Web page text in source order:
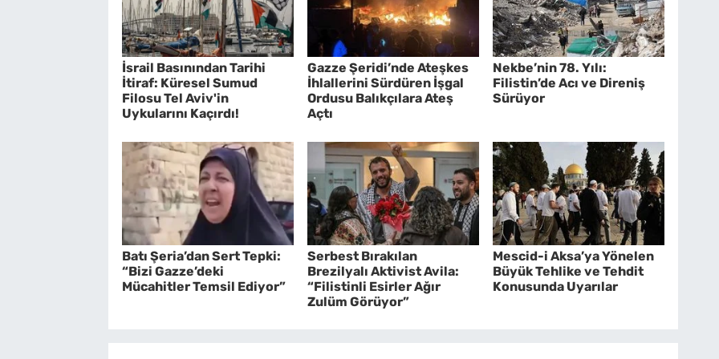
İsrail Basınından Tarihi
İtiraf: Küresel Sumud
Filosu Tel Aviv'in
Uykularını Kaçırdı!
Gazze Şeridi’nde Ateşkes
İhlallerini Sürdüren İşgal
Ordusu Balıkçılara Ateş
Açtı
Nekbe’nin 78. Yılı:
Filistin’de Acı ve Direniş
Sürüyor
Batı Şeria’dan Sert Tepki:
“Bizi Gazze’deki
Mücahitler Temsil Ediyor”
Serbest Bırakılan
Brezilyalı Aktivist Avila:
“Filistinli Esirler Ağır
Zulüm Görüyor”
Mescid-i Aksa’ya Yönelen
Büyük Tehlike ve Tehdit
Konusunda Uyarılar